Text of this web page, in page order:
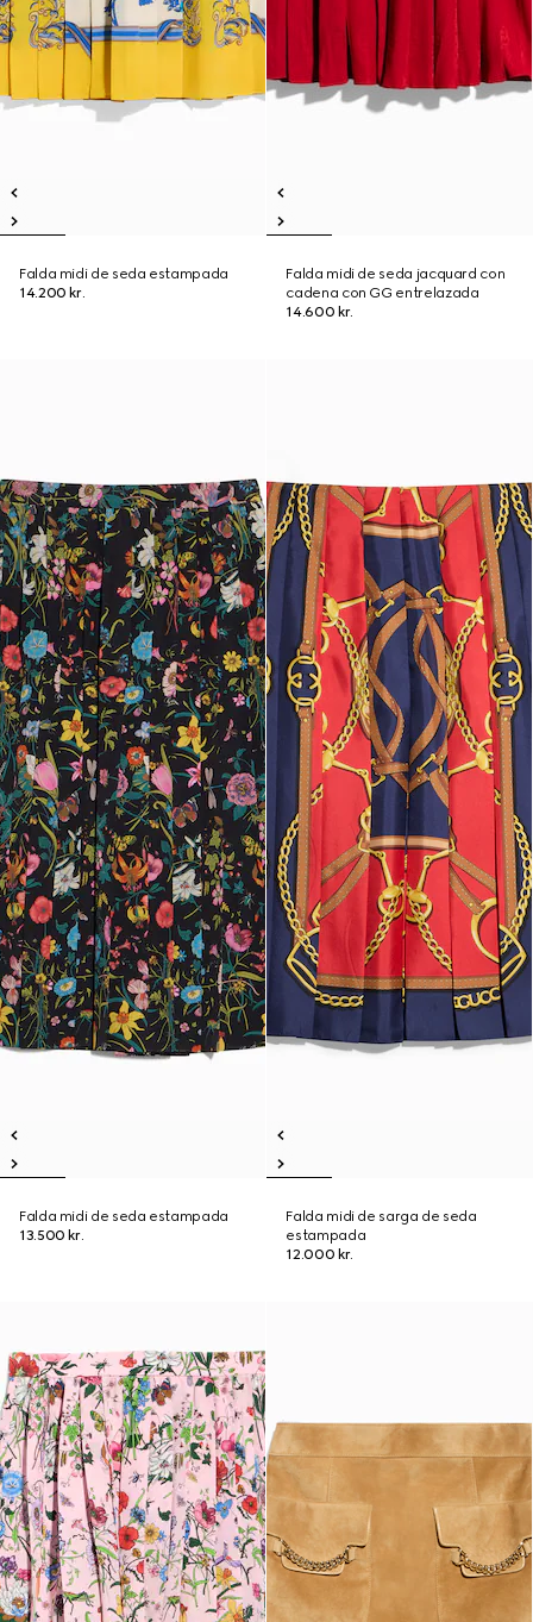
Falda midi de seda estampada
14.200 kr.
Falda midi de seda jacquard con
cadena con GG entrelazada
14.600 kr.
Falda midi de seda estampada
13.500 kr.
Falda midi de sarga de seda
estampada
12.000 kr.